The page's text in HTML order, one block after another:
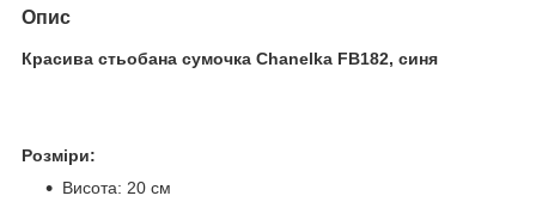
Опис
Красива стьобана сумочка Chanelka FB182, синя
Розміри:
Висота: 20 см